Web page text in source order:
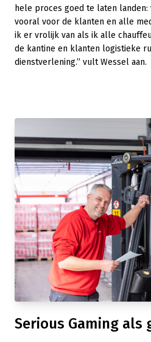
hele proces goed te laten
vooral voor de klanten en alle
ik er vrolijk van als ik alle
de kantine en klanten logistieke
dienstverlening.” vult Wessel aan.
Serious Gaming als